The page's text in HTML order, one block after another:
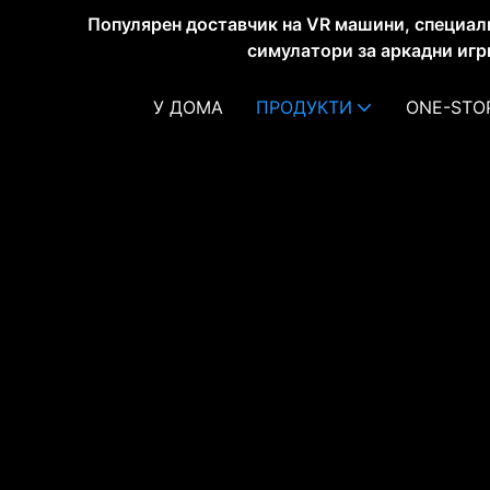
Популярен доставчик на VR машини,
симулатори за аркадни
У ДОМА ПРОДУКТИ ONE-